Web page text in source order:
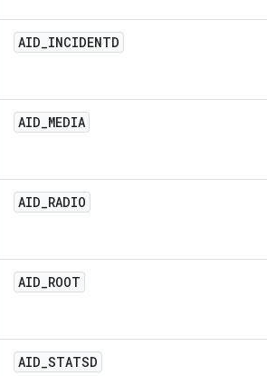
AID_INCIDENTD
AID_MEDIA
AID_RADIO
AID_ROOT
AID_STATSD